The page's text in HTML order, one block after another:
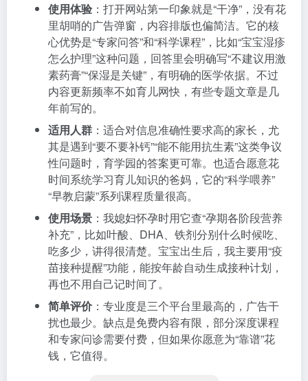
使用体验 ：打开网站第一印象就是“干净”，没有花
里胡哨的广告弹窗，内容排版也偏简洁。它的核
心优势是“专家问答”和“科学课程”，比如“宝宝湿疹
怎么护理”这种问题，回答里会明确写“不建议用激
素药膏”“保湿是关键”，有明确的医学依据。不过
内容更新频率不如育儿网快，有些专题文章是几
年前写的。
适用人群 ：适合对信息准确性要求高的家长，尤
其是遇到“要不要补钙”“能不能用抗生素”这类争议
性问题时，育学园的答案更可靠。也适合愿意花
时间系统学习育儿知识的爸妈，它的“科学喂养”
“早教启蒙”系列课程质量很高。
使用场景 ：我媳妇怀孕时用它查“孕期各阶段营养
补充”，比如叶酸、DHA、铁剂分别什么时候吃、
吃多少，讲得很清楚。宝宝出生后，我主要用“疫
苗接种提醒”功能，能按年龄自动生成接种计划，
再也不用自己记时间了。
简单评价：专业度是三个平台里最高的，广告干
扰也最少。缺点是免费内容有限，部分深度课程
和专家问诊需要付费，但如果你愿意为“靠谱”花
钱，它值得。